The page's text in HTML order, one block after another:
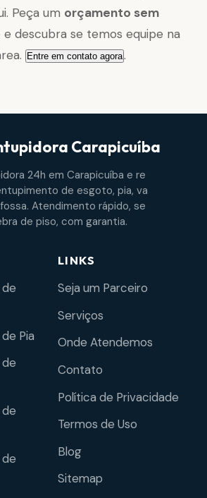
Peça um orçamento sem
e descubra se temos equipe na
Entre em contato agora.
Carapicuíba
24h em Carapicuíba e re
de esgoto, pia, va
Atendimento rápido, se
de piso, com garantia.
Pia
LINKS
Seja um Parceiro
Serviços
Onde Atendemos
Contato
Política de Privacidade
Termos de Uso
Blog
Sitemap